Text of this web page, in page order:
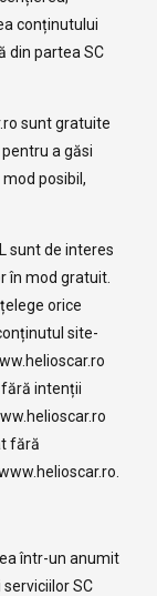
conținutului
din partea SC
sunt gratuite
a găsi
posibil,
sunt de interes
în mod gratuit.
orice
site-
intenții
fără
într-un anumit
SC